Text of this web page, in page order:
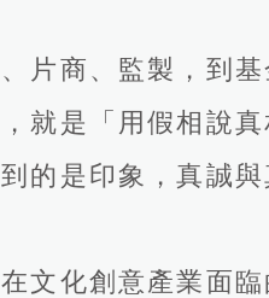
片商、監製，到
就是「用假相說
的是印象，真誠
文化創意產業面